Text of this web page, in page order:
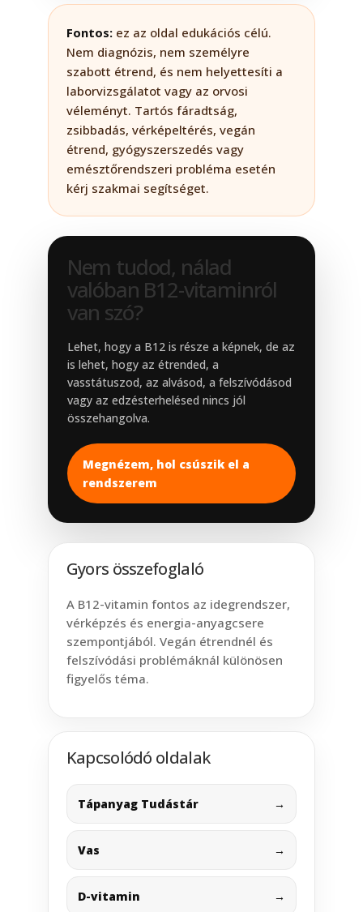
Fontos:ez az oldal edukációs célú.
Nem diagnózis, nem személyre
szabott étrend, és nem helyettesíti a
laborvizsgálatot vagy az orvosi
véleményt. Tartós fáradtság,
zsibbadás, vérképeltérés, vegán
étrend, gyógyszerszedés vagy
emésztőrendszeri probléma esetén
kérj szakmai segítséget.
Nem tudod, nálad
valóban B12-vitaminról
van szó?
Lehet, hogy a B12 is része a képnek, de az
is lehet, hogy az étrended, a
vasstátuszod, az alvásod, a felszívódásod
vagy az edzésterhelésed nincs jól
összehangolva.
Megnézem, hol csúszik el a
rendszerem
Gyors összefoglaló
A B12-vitamin fontos az idegrendszer,
vérképzés és energia-anyagcsere
szempontjából. Vegán étrendnél és
felszívódási problémáknál különösen
figyelős téma.
Kapcsolódó oldalak
Tápanyag Tudástár →
Vas →
D-vitamin →